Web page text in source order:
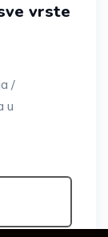
vrste
/
u